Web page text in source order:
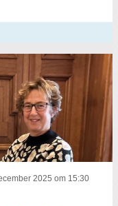
2025 om 15:30